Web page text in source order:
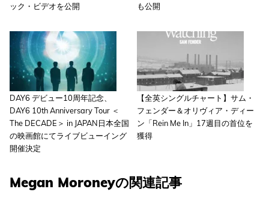
ック・ビデオを公開
も公開
DAY6 デビュー10周年記念、
DAY6 10th Anniversary Tour ＜
The DECADE＞ in JAPAN日本全国
の映画館にてライブビューイング
開催決定
【全英シングルチャート】サム・
フェンダー＆オリヴィア・ディー
ン「Rein Me In」17週目の首位を
獲得
Megan Moroneyの関連記事